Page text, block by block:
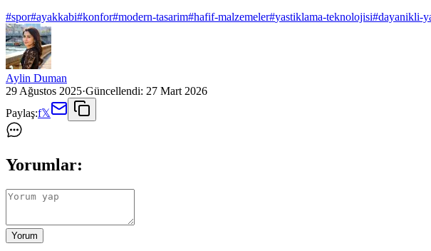
#spor#ayakkabi#konfor#modern-tasarim#hafif-malzemeler#yastiklama-teknolojisi#dayanikli-
Aylin Duman
29 Ağustos 2025·Güncellendi: 27 Mart 2026
Paylaş:f𝕏
Yorumlar:
Yorum